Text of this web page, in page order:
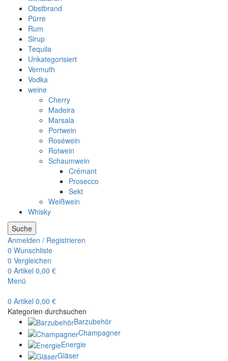
Obstbrand
Pürre
Rum
Sirup
Tequila
Unkategorisiert
Vermuth
Vodka
weine
Cherry
Madeira
Marsala
Portwein
Roséwein
Rotwein
Schaumwein
Crémant
Prosecco
Sekt
Weißwein
Whisky
Suche
Anmelden / Registrieren
0 Wunschliste
0 Vergleichen
0 Artikel 0,00 €
Menü
0 Artikel 0,00 €
Kategorien durchsuchen
Barzubehör
Champagner
Energie
Gläser